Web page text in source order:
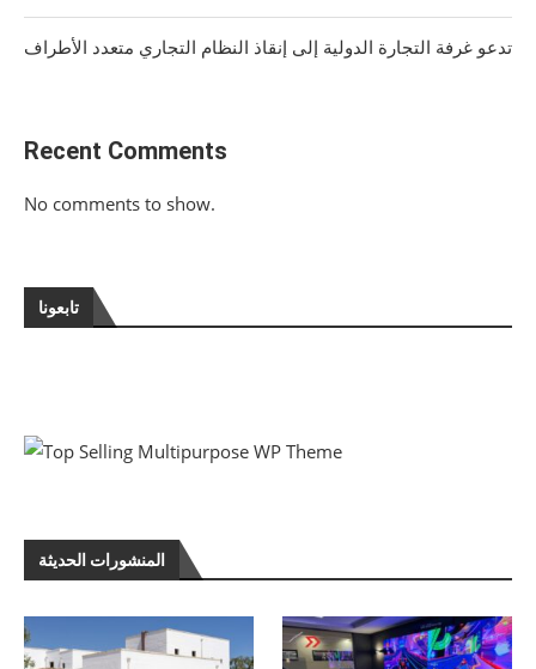
تدعو غرفة التجارة الدولية إلى إنقاذ النظام التجاري متعدد الأطراف
Recent Comments
No comments to show.
تابعونا
المنشورات الحديثة